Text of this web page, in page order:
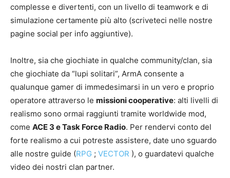
complesse e divertenti, con un livello di teamwork e di
simulazione certamente più alto (scriveteci nelle nostre
pagine social per info aggiuntive).
Inoltre, sia che giochiate in qualche community/clan, sia
che giochiate da “lupi solitari”, ArmA consente a
qualunque gamer di immedesimarsi in un vero e proprio
operatore attraverso le missioni cooperative: alti livelli di
realismo sono ormai raggiunti tramite worldwide mod,
come ACE 3 e Task Force Radio. Per rendervi conto del
forte realismo a cui potreste assistere, date uno sguardo
alle nostre guide (RPG ; VECTOR ), o guardatevi qualche
video dei nostri clan partner.